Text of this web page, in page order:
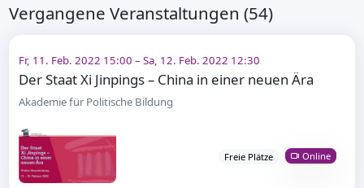
Vergangene Veranstaltungen (54)
Fr, 11. Feb. 2022 15:00 – Sa, 12. Feb. 2022 12:30
Der Staat Xi Jinpings – China in einer neuen Ära
Akademie für Politische Bildung
Freie Plätze Online